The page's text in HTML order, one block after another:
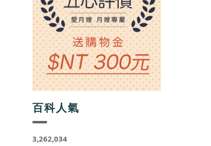
百科人氣
3,262,034